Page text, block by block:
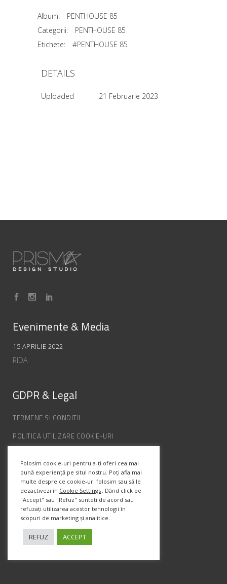
Album:
PENTHOUSE 85
Categorii:
PENTHOUSE 85
Etichete:
#PENTHOUSE 85
DETAILS
Uploaded 21 Februarie 2023
Evenimente & Media
15 APRILIE 2022
RIDA
GDPR & Legal
TERMENE SI CONDITII
POLITICA UTILIZARE COOKIE-URI
ANPC
Info Contact
Str. Semenic, Nr.1, Ap.5, Timisoara.
Telefon:(+4) 0747 066 701
Folosim cookie-uri pentru a-ți oferi cea mai
bună experiență pe situl nostru. Poți afla mai
multe despre ce cookie-uri folosim sau să le
dezactivezi în Cookie Settings . Dând click pe
"Accept" sau "Refuz" sunteți de acord sau
refuzați utilizarea acestor tehnologii în
scopuri de marketing și analitice.
REFUZ ACCEPT